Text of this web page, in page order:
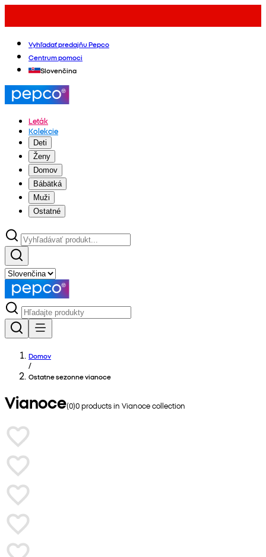
Vyhľadať predajňu Pepco
Centrum pomoci
Slovenčina
Leták
Kolekcie
Deti
Ženy
Domov
Bábätká
Muži
Ostatné
Domov
/
Ostatne sezonne vianoce
Vianoce(0)0products inVianocecollection